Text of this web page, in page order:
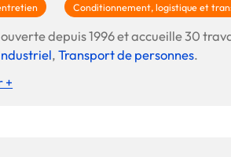
Conditionnement, logistique et
depuis 1996 et accueille 30
,Transport de personnes.
+